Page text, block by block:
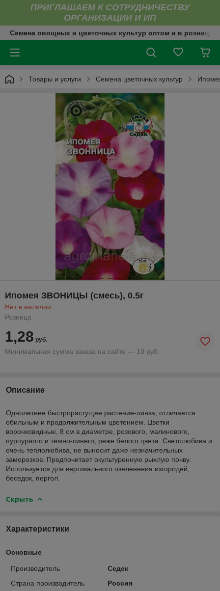
ПРИГЛАШАЕМ К СОТРУДНИЧЕСТВУ
ОРГАНИЗАЦИИ И ИП
Семена овощных и цветочных культур оптом и в розницу
Товары и услуги Семена цветочных культур
Ипомея ЗВОНИЦЫ (смесь), 0.5г
Нет в наличии
Розница
1,28 руб.
Минимальная сумма заказа на сайте — 10 руб.
Описание
Однолетнее быстрорастущее растение-линза, отличается
обильным и продолжительным цветением. Цветки
воронковидные, 8 см в диаметре, розового, малинового,
пурпурного и тёмно-синего, реже белого цвета. Светолюбива и
очень теплолюбива, не выносит даже незначительных
заморозков. Предпочитает окультуренную рыхлую почву.
Используется для вертикального озеленения изгородей,
беседок, пергол.
Скрыть
Характеристики
Основные
Производитель
Седек
Страна производитель
Россия